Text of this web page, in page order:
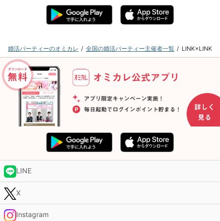
婚活パーティーのオミカレ 全国の婚活パーティー主催者一覧 LINK×LINK（
LINE
X
Instagram